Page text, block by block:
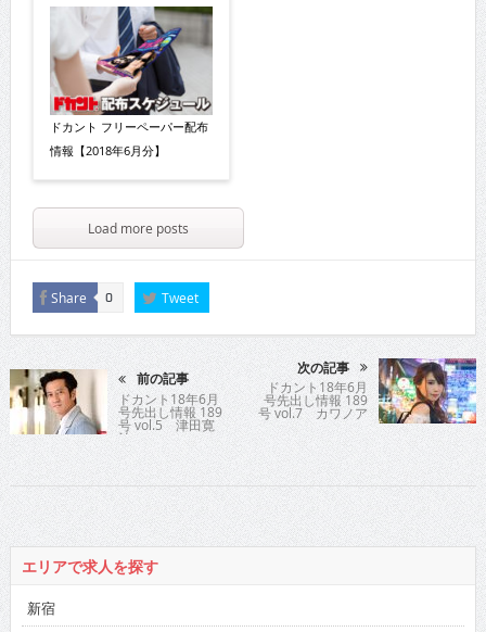
ドカント フリーペーパー配布
情報【2018年6月分】
Load more posts
Share 0 Tweet
前の記事
ドカント18年6月
号先出し情報 189
号 vol.5 津田寛
治
次の記事
ドカント18年6月
号先出し情報 189
号 vol.7 カワノア
ユミ
エリアで求人を探す
新宿